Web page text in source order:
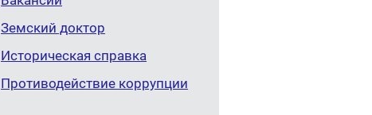
Земский доктор
Историческая справка
Противодействие коррупции